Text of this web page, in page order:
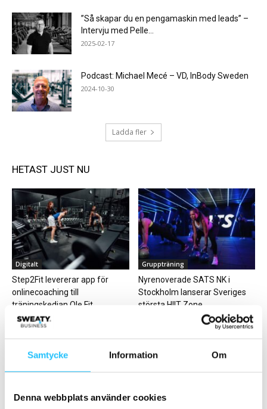
Samtycke Information Om
Denna webbplats använder cookies
”Så skapar du en pengamaskin med leads” –
Intervju med Pelle...
2025-02-17
Podcast: Michael Mecé – VD, InBody Sweden
2024-10-30
Ladda fler
HETAST JUST NU
Digitalt
Step2Fit levererar app för
onlinecoaching till
träningskedjan Ole.Fit
Gruppträning
Nyrenoverade SATS NK i
Stockholm lanserar Sveriges
största HIIT Zone
Cool places Business